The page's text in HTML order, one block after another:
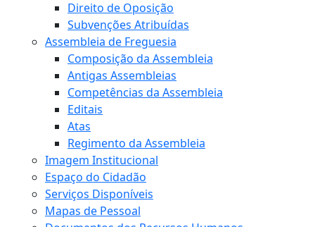
Direito de Oposição
Subvenções Atribuídas
Assembleia de Freguesia
Composição da Assembleia
Antigas Assembleias
Competências da Assembleia
Editais
Atas
Regimento da Assembleia
Imagem Institucional
Espaço do Cidadão
Serviços Disponíveis
Mapas de Pessoal